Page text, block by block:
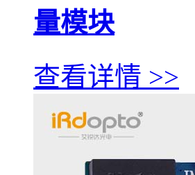
量模块
查看详情 >>